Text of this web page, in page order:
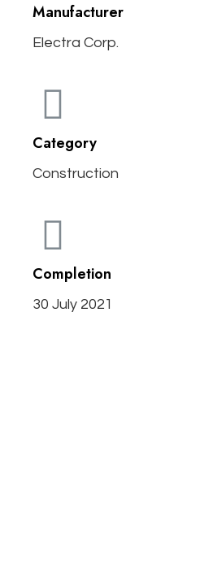
Manufacturer
Electra Corp.
Category
Construction
Completion
30 July 2021